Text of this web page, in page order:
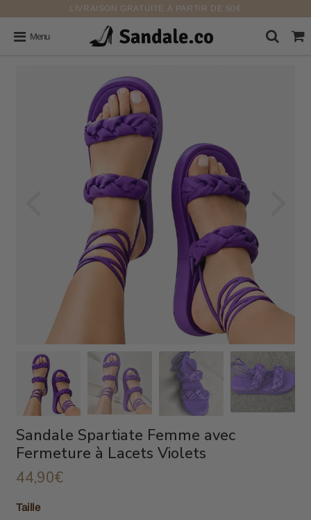
LIVRAISON GRATUITE À PARTIR DE 50€
Menu
Sandale Spartiate Femme avec
Fermeture à Lacets Violets
44,90€
price
Taille